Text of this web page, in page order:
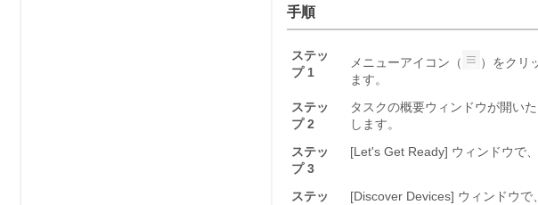
手順
ステッ
プ 1
メニューアイコン（ ）をクリ
ます。
ステッ
プ 2
タスクの概要ウィンドウが開い
します。
ステッ
プ 3
[Let's Get Ready] ウィンドウで
ステッ
[Discover Devices] ウィンドウで